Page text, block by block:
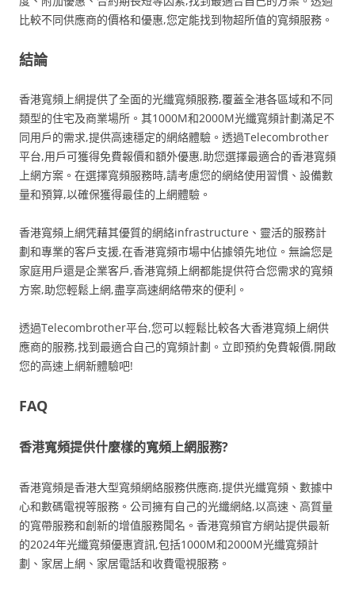
比較不同供應商的價格和優惠,您定能找到物超所值的寬頻服務。
結論
香港寬頻上網提供了全面的光纖寬頻服務,覆蓋全港各區域和不同
類型的住宅及商業場所。其1000M和2000M光纖寬頻計劃滿足不
同用戶的需求,提供高速穩定的網絡體驗。透過Telecombrother
平台,用戶可獲得免費報價和額外優惠,助您選擇最適合的香港寬頻
上網方案。在選擇寬頻服務時,請考慮您的網絡使用習慣、設備數
量和預算,以確保獲得最佳的上網體驗。
香港寬頻上網凭藉其優質的網絡infrastructure、靈活的服務計
劃和專業的客戶支援,在香港寬頻市場中佔據領先地位。無論您是
家庭用戶還是企業客戶,香港寬頻上網都能提供符合您需求的寬頻
方案,助您輕鬆上網,盡享高速網絡帶來的便利。
透過Telecombrother平台,您可以輕鬆比較各大香港寬頻上網供
應商的服務,找到最適合自己的寬頻計劃。立即預約免費報價,開啟
您的高速上網新體驗吧!
FAQ
香港寬頻提供什麼樣的寬頻上網服務?
香港寬頻是香港大型寬頻網絡服務供應商,提供光纖寬頻、數據中
心和數碼電視等服務。公司擁有自己的光纖網絡,以高速、高質量
的寬帶服務和創新的增值服務聞名。香港寬頻官方網站提供最新
的2024年光纖寬頻優惠資訊,包括1000M和2000M光纖寬頻計
劃、家居上網、家居電話和收費電視服務。